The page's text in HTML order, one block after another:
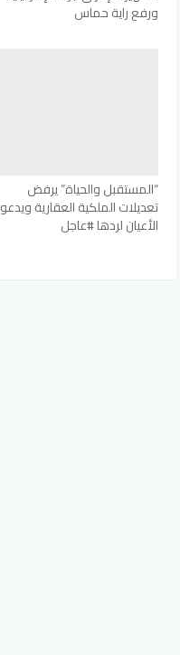
ورفع راية حماس
“المستقبل والحياة” يرفض
تعديلات الملكية العقارية ويدعو
الأعيان لردها #عاجل